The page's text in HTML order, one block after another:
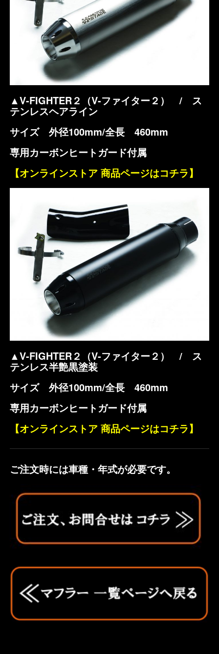
▲V-FIGHTER２（V-ファイター２） / ス
テンレスヘアライン
サイズ 外径100mm/全長 460mm
専用カーボンヒートガード付属
【オンラインストア 商品ページはコチラ】
▲V-FIGHTER２（V-ファイター２） / ス
テンレス半艶黒塗装
サイズ 外径100mm/全長 460mm
専用カーボンヒートガード付属
【オンラインストア 商品ページはコチラ】
ご注文時には車種・年式が必要です。